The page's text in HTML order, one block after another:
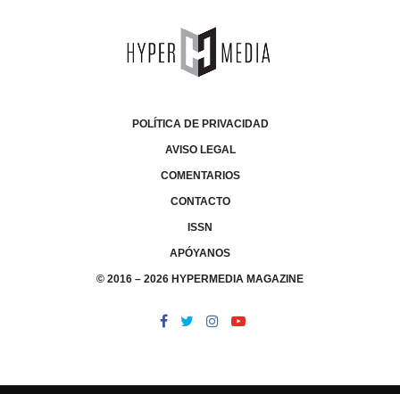
POLÍTICA DE PRIVACIDAD
AVISO LEGAL
COMENTARIOS
CONTACTO
ISSN
APÓYANOS
© 2016 – 2026 HYPERMEDIA MAGAZINE